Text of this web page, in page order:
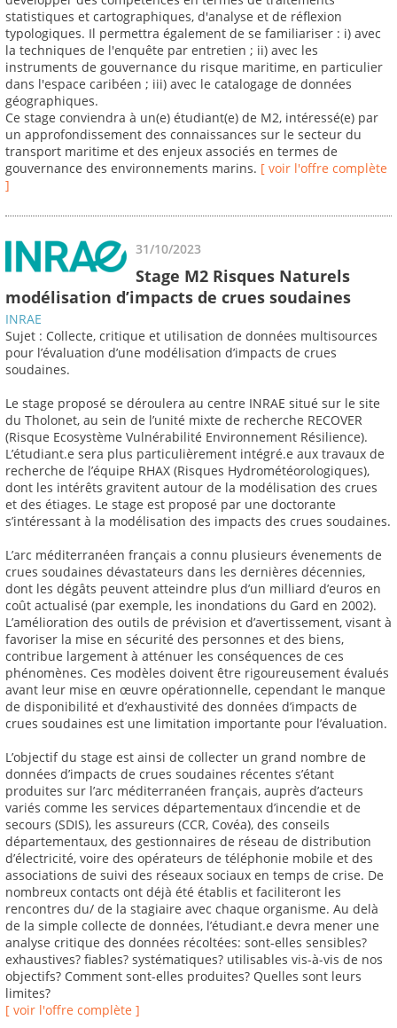
statistiques et cartographiques, d'analyse et de réflexion
typologiques. Il permettra également de se familiariser : i) avec
la techniques de l'enquête par entretien ; ii) avec les
instruments de gouvernance du risque maritime, en particulier
dans l'espace caribéen ; iii) avec le catalogage de données
géographiques.
Ce stage conviendra à un(e) étudiant(e) de M2, intéressé(e) par
un approfondissement des connaissances sur le secteur du
transport maritime et des enjeux associés en termes de
gouvernance des environnements marins. [ voir l'offre complète
]
31/10/2023
Stage M2 Risques Naturels
modélisation d’impacts de crues soudaines
INRAE
Sujet : Collecte, critique et utilisation de données multisources
pour l’évaluation d’une modélisation d’impacts de crues
soudaines.
Le stage proposé se déroulera au centre INRAE situé sur le site
du Tholonet, au sein de l’unité mixte de recherche RECOVER
(Risque Ecosystème Vulnérabilité Environnement Résilience).
L’étudiant.e sera plus particulièrement intégré.e aux travaux de
recherche de l’équipe RHAX (Risques Hydrométéorologiques),
dont les intérêts gravitent autour de la modélisation des crues
et des étiages. Le stage est proposé par une doctorante
s’intéressant à la modélisation des impacts des crues soudaines.
L’arc méditerranéen français a connu plusieurs évenements de
crues soudaines dévastateurs dans les dernières décennies,
dont les dégâts peuvent atteindre plus d’un milliard d’euros en
coût actualisé (par exemple, les inondations du Gard en 2002).
L’amélioration des outils de prévision et d’avertissement, visant à
favoriser la mise en sécurité des personnes et des biens,
contribue largement à atténuer les conséquences de ces
phénomènes. Ces modèles doivent être rigoureusement évalués
avant leur mise en œuvre opérationnelle, cependant le manque
de disponibilité et d’exhaustivité des données d’impacts de
crues soudaines est une limitation importante pour l’évaluation.
L’objectif du stage est ainsi de collecter un grand nombre de
données d’impacts de crues soudaines récentes s’étant
produites sur l’arc méditerranéen français, auprès d’acteurs
variés comme les services départementaux d’incendie et de
secours (SDIS), les assureurs (CCR, Covéa), des conseils
départementaux, des gestionnaires de réseau de distribution
d’électricité, voire des opérateurs de téléphonie mobile et des
associations de suivi des réseaux sociaux en temps de crise. De
nombreux contacts ont déjà été établis et faciliteront les
rencontres du/ de la stagiaire avec chaque organisme. Au delà
de la simple collecte de données, l’étudiant.e devra mener une
analyse critique des données récoltées: sont-elles sensibles?
exhaustives? fiables? systématiques? utilisables vis-à-vis de nos
objectifs? Comment sont-elles produites? Quelles sont leurs
limites?
[ voir l'offre complète ]